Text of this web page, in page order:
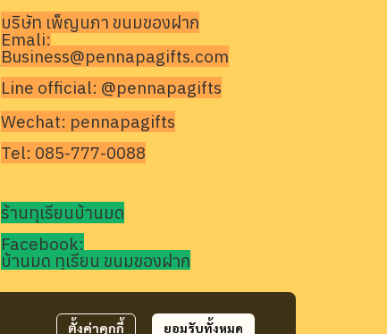
ตั้งค่าคุกกี้ ยอมรับทั้งหมด
บริษัท เพ็ญนภา ขนมของฝาก
Emali:
Business@pennapagifts.com
Line official: @pennapagifts
Wechat: pennapagifts
Tel: 085-777-0088
ร้านทุเรียนบ้านมด
Facebook:
บ้านมด ทุเรียน ขนมของฝาก